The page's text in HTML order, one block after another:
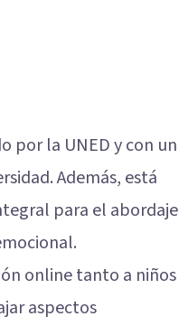
por la UNED y con un
Además, está
para el abordaje
online tanto a niños
aspectos